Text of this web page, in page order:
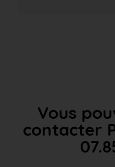
Vous
contacter